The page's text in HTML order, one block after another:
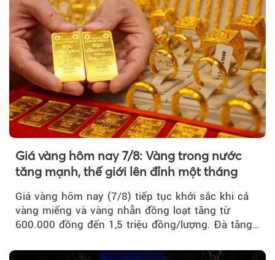
Giá vàng hôm nay 7/8: Vàng trong nước
tăng mạnh, thế giới lên đỉnh một tháng
Giá vàng hôm nay (7/8) tiếp tục khởi sắc khi cả
vàng miếng và vàng nhẫn đồng loạt tăng từ
600.000 đồng đến 1,5 triệu đồng/lượng. Đà tăng
vàng thế giới bứt phá lên mức cao nhất trong